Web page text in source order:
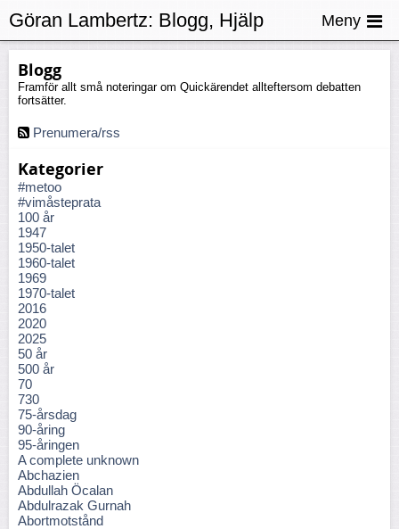
Blogg
Framför allt små noteringar om Quickärendet allteftersom debatten
fortsätter.
Prenumera/rss
Kategorier
#metoo
#vimåsteprata
100 år
1947
1950-talet
1960-talet
1969
1970-talet
2016
2020
2025
50 år
500 år
70
730
75-årsdag
90-åring
95-åringen
A complete unknown
Abchazien
Abdullah Öcalan
Abdulrazak Gurnah
Abortmotstånd
Göran Lambertz: Blogg, Hjälp Meny